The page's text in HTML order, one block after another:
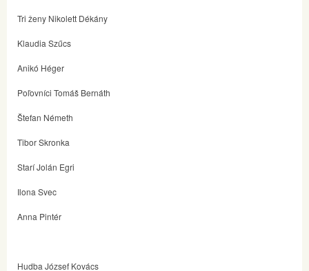
Tri ženy Nikolett Dékány
Klaudia Szűcs
Anikó Héger
Poľovníci Tomáš Bernáth
Štefan Németh
Tibor Skronka
Starí Jolán Egri
Ilona Svec
Anna Pintér
Hudba József Kovács